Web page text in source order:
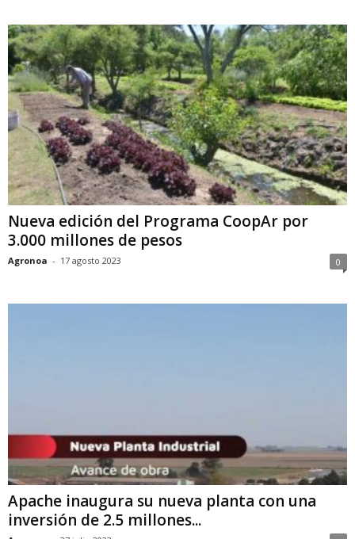
Nueva edición del Programa CoopAr por
3.000 millones de pesos
Agronoa - 17 agosto 2023 0
Apache inaugura su nueva planta con una
inversión de 2.5 millones...